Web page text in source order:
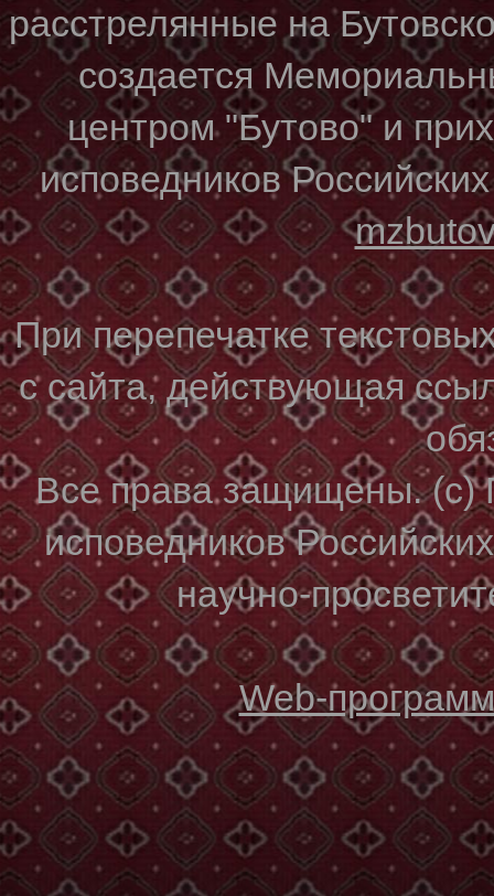
расстрелянные на
создается
центром "Бутово" и
исповедников
При перепечатке
с сайта, действующая
Все права защищены. (с)
исповедников
научно-
Web-